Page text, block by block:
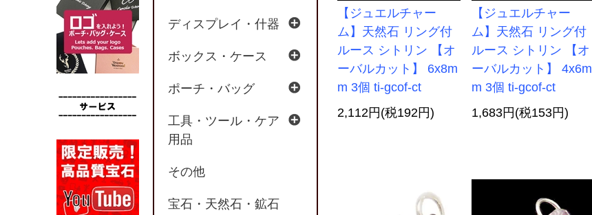
【ジュエルチャー
ム】天然石 リング付
ルース シトリン 【オ
ーバルカット】 6x8m
m 3個 ti-gcof-ct
2,112円(税192円)
【ジュエルチャー
ム】天然石 リング付
ルース シトリン 【オ
ーバルカット】 4x6m
m 3個 ti-gcof-ct
1,683円(税153円)
ディスプレイ・什器
ボックス・ケース
ポーチ・バッグ
工具・ツール・ケア
用品
その他
宝石・天然石・鉱石